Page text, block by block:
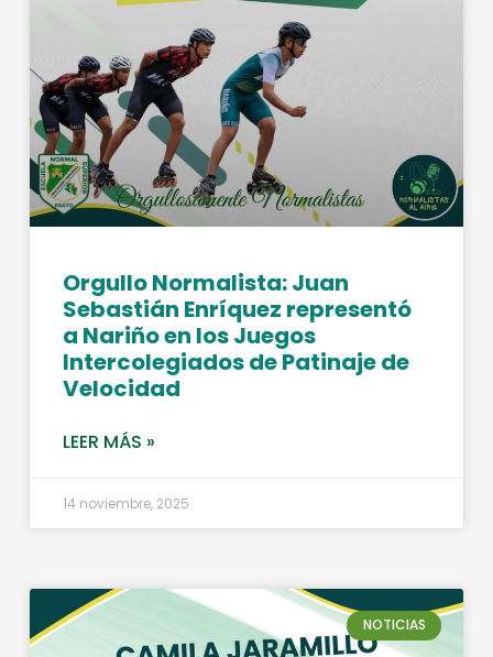
Orgullo Normalista: Juan
Sebastián Enríquez representó
a Nariño en los Juegos
Intercolegiados de Patinaje de
Velocidad
LEER MÁS »
14 noviembre, 2025
NOTICIAS